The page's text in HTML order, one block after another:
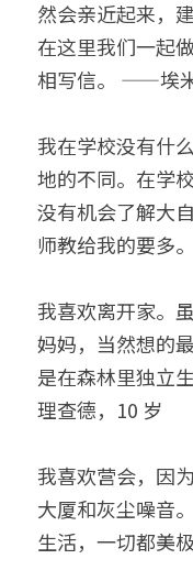
然会亲近起来，
在这里我们一起
相写信。 ——埃
我在学校没有什
地的不同。在学
没有机会了解大
师教给我的要多
我喜欢离开家。
妈妈，当然想的
是在森林里独立
理查德，10 岁
我喜欢营会，因
大厦和灰尘噪音
生活，一切都美